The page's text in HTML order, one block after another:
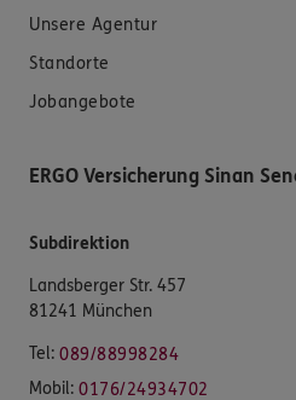
Unsere Agentur
Standorte
Jobangebote
ERGO Versicherung Sinan
Subdirektion
Landsberger Str. 457
81241 München
Tel: 089/88998284
Mobil: 0176/24934702